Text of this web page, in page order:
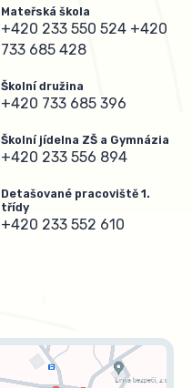
Mateřská škola
+420 233 550 524 +420
733 685 428
Školní družina
+420 733 685 396
Školní jídelna ZŠ a Gymnázia
+420 233 556 894
Detašované pracoviště 1.
třídy
+420 233 552 610